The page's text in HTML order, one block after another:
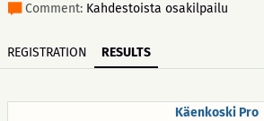
Comment: Kahdestoista osakilpailu
REGISTRATION RESULTS
Käenkoski Pro